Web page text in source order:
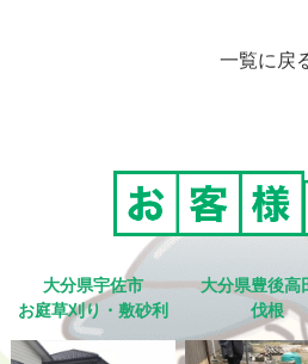
一覧に戻
大分県宇佐市
お庭草刈り・敷砂利
大分県豊後高
伐根